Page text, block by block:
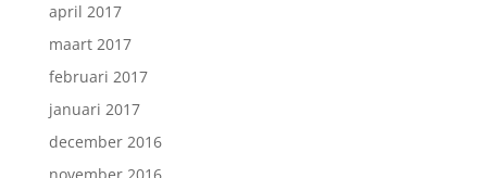
april 2017
maart 2017
februari 2017
januari 2017
december 2016